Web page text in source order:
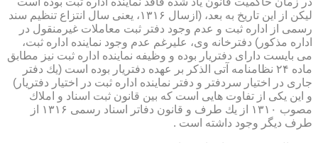
لیكن از این تاریخ به بعد، (ازسال ۱۳۱۶، یعنی سال انتزاع تنظیم سند
رسمی از اداره ثبت و عدم وجود دفتر ثبت معاملات غیرمنقول در
اداره مذكور) دفترخانه وی، علیرغم عدم وجود نماینده اداره ثبت،
می بایست دارای دفتریار بوده و وظیفه نماینده اداره ثبت نیز مطابق
ماده ۲۴ نظامنامه آتی الذكر بر عهده دفتریار بوده است (یك دفتر
جاری در اختیار سردفتر و دفتر نماینده اداره ثبت در اختیار دفتریار)
و این یكی از تفاوت هایی است كه بین قانون ثبت اسناد و املاك
مصوب ۱۳۱۰ از یك طرف و قانون دفاتر اسناد رسمی ۱۳۱۶ از
طرف دیگر وجود داشته است .